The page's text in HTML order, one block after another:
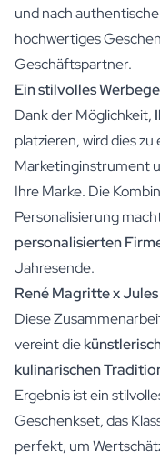
und nach
hochwertiges
Geschäftspartner.
Ein stilvolles
Dank der Möglichkeit,
platzieren, wird dies
Marketinginstrument
Ihre Marke. Die
Personalisierung
personalisierten
Jahresende.
René Magritte x
Diese
vereint die
kulinarischen
Ergebnis ist ein
Geschenkset, das
perfekt, um